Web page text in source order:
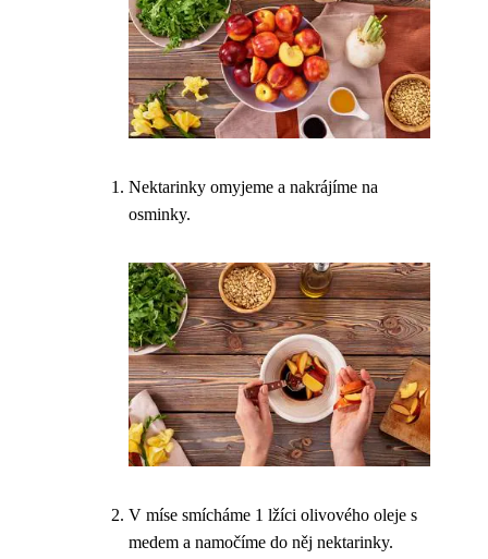
Nektarinky omyjeme a nakrájíme na
osminky.
V míse smícháme 1 lžíci olivového oleje s
medem a namočíme do něj nektarinky.